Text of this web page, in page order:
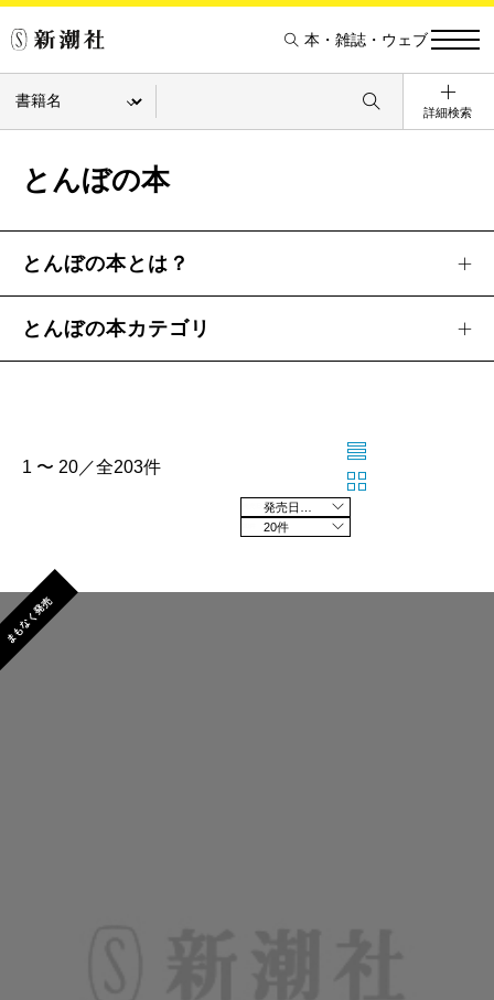
本・雑誌・ウェブ
詳細検索
とんぼの本
とんぼの本とは？
とんぼの本カテゴリ
1 〜 20／全203件
20件
まもなく発売